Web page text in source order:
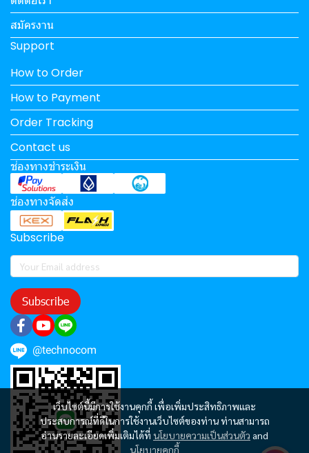
เว็บไซต์นี้มีการใช้งานคุกกี้ เพื่อเพิ่มประสิทธิภาพและ
ประสบการณ์ที่ดีในการใช้งานเว็บไซต์ของท่าน ท่านสามารถ
อ่านรายละเอียดเพิ่มเติมได้ที่ นโยบายความเป็นส่วนตัว and
นโยบายคุกกี้
สมัครงาน
Support
How to Order
How to Payment
Order Tracking
Contact us
ช่องทางชำระเงิน
ช่องทางจัดส่ง
Subscribe
Subscribe
@technocom